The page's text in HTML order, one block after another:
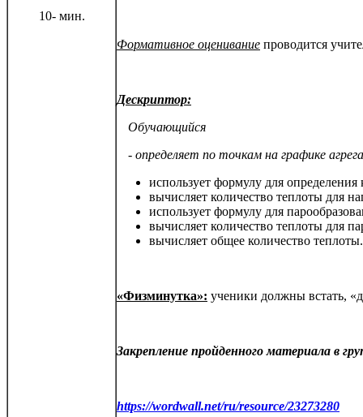
10- мин.
Формативное оценивание проводится
Дескриптор:
Обучающийся
- определяет по точкам на графике
использует формулу для определения
вычисляет количество теплоты для
использует формулу для
вычисляет количество теплоты для
вычисляет общее количество теплоты.
«Физминутка»: ученики должны встать,
Закрепление пройденного материала в
https://wordwall.net/ru/resource/23273280